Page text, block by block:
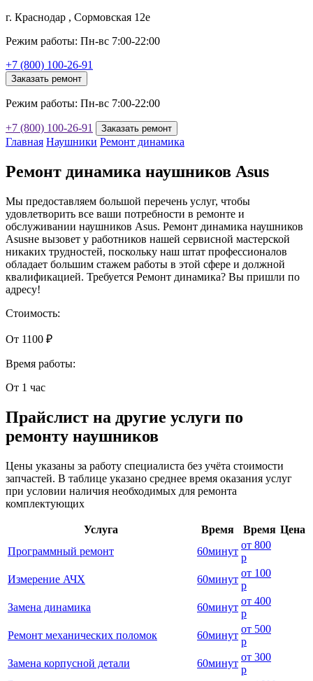
г. Краснодар , Сормовская 12е
Режим работы: Пн-вс 7:00-22:00
+7 (800) 100-26-91
Заказать ремонт
Режим работы: Пн-вс 7:00-22:00
+7 (800) 100-26-91 Заказать ремонт
Главная Наушники Ремонт динамика
Ремонт динамика наушников Asus
Мы предоставляем большой перечень услуг, чтобы
удовлетворить все ваши потребности в ремонте и
обслуживании наушников Asus. Ремонт динамика наушников
Asusне вызовет у работников нашей сервисной мастерской
никаких трудностей, поскольку наш штат профессионалов
обладает большим стажем работы в этой сфере и должной
квалификацией. Требуется Ремонт динамика? Вы пришли по
адресу!
Стоимость:
От 1100 ₽
Время работы:
От 1 час
Прайслист на другие услуги по
ремонту наушников
Цены указаны за работу специалиста без учёта стоимости
запчастей. В таблице указано среднее время оказания услуг
при условии наличия необходимых для ремонта
комплектующих
Услуга Время Время Цена
Программный ремонт
60минут
от 800
р
Измерение АЧХ
60минут
от 100
р
Замена динамика
60минут
от 400
р
Ремонт механических поломок
60минут
от 500
р
Замена корпусной детали
60минут
от 300
р